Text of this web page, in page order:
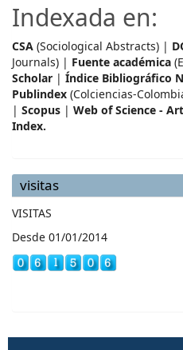
Indexada en:
CSA (Sociological Abstracts) |
Journals) | Fuente académica
Scholar | Índice Bibliográfico
Publindex (Colciencias-
| Scopus | Web of Science -
Index.
visitas
VISITAS
Desde 01/01/2014